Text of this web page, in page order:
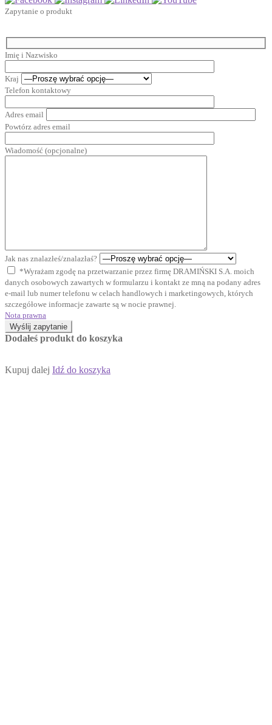
Zapytanie o produkt
Imię i Nazwisko
Kraj
Telefon kontaktowy
Adres email
Powtórz adres email
Wiadomość (opcjonalne)
Jak nas znalazłeś/znalazłaś?
*Wyrażam zgodę na przetwarzanie przez firmę DRAMIŃSKI S.A. moich
danych osobowych zawartych w formularzu i kontakt ze mną na podany adres
e-mail lub numer telefonu w celach handlowych i marketingowych, których
szczegółowe informacje zawarte są w nocie prawnej.
Nota prawna
Wyślij zapytanie
Dodałeś produkt do koszyka
Kupuj dalej Idź do koszyka